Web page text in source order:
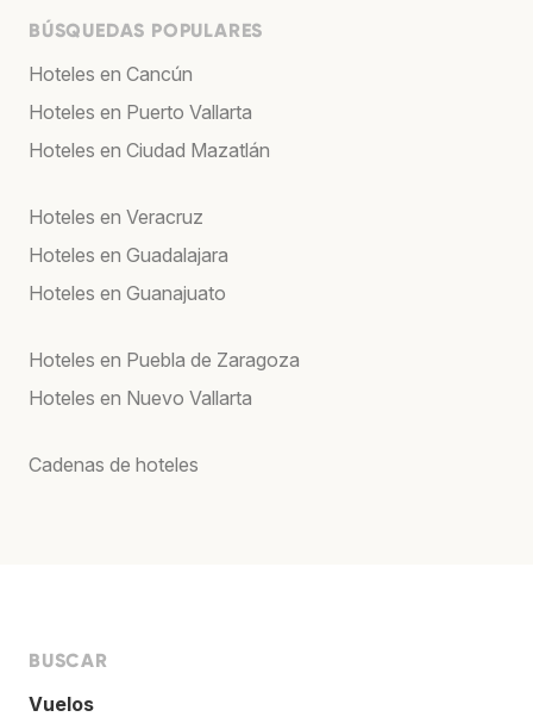
BÚSQUEDAS POPULARES
Hoteles en Cancún
Hoteles en Puerto Vallarta
Hoteles en Ciudad Mazatlán
Hoteles en Veracruz
Hoteles en Guadalajara
Hoteles en Guanajuato
Hoteles en Puebla de Zaragoza
Hoteles en Nuevo Vallarta
Cadenas de hoteles
BUSCAR
Vuelos